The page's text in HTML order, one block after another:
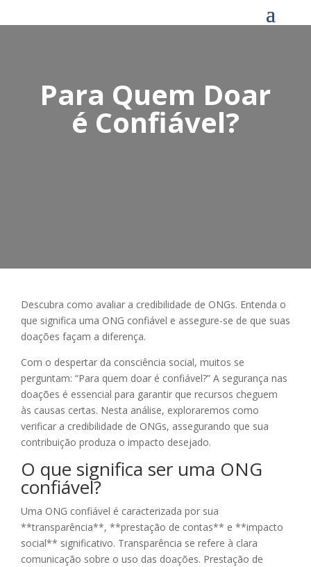
Para Quem Doar
é Confiável?
Descubra como avaliar a credibilidade de ONGs. Entenda o
que significa uma ONG confiável e assegure-se de que suas
doações façam a diferença.
Com o despertar da consciência social, muitos se
perguntam: “Para quem doar é confiável?” A segurança nas
doações é essencial para garantir que recursos cheguem
às causas certas. Nesta análise, exploraremos como
verificar a credibilidade de ONGs, assegurando que sua
contribuição produza o impacto desejado.
O que significa ser uma ONG
confiável?
Uma ONG confiável é caracterizada por sua
**transparência**, **prestação de contas** e **impacto
social** significativo. Transparência se refere à clara
comunicação sobre o uso das doações. Prestação de